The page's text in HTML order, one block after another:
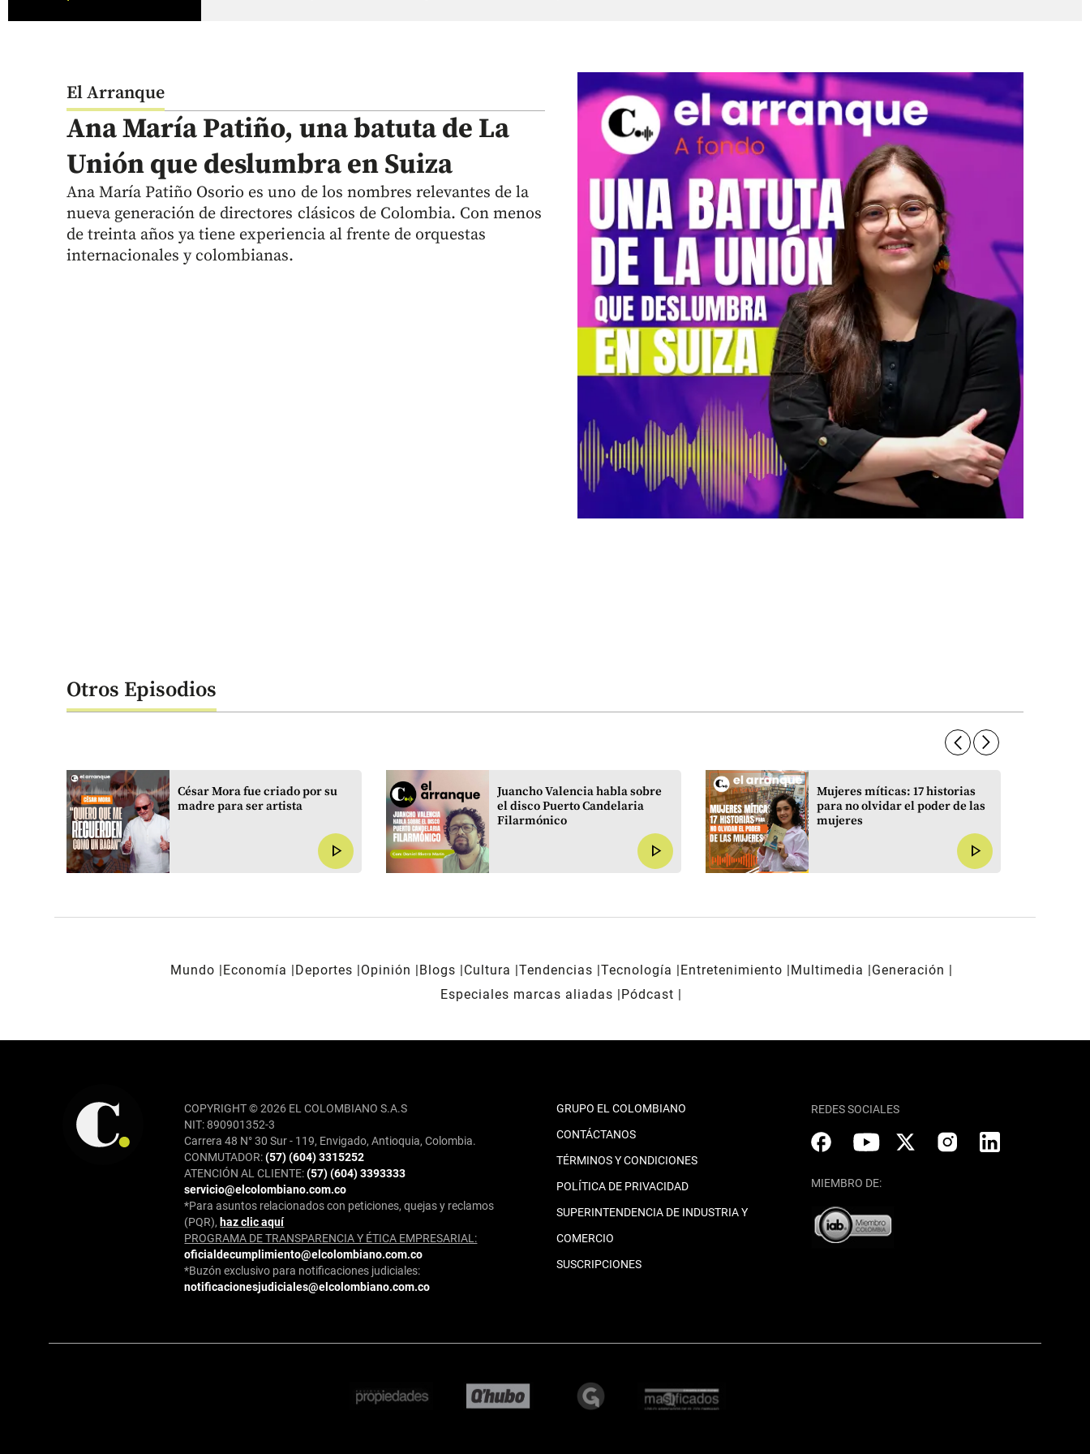
El Arranque
Ana María Patiño, una batuta de La
Unión que deslumbra en Suiza
Ana María Patiño Osorio es uno de los nombres relevantes de la
nueva generación de directores clásicos de Colombia. Con menos
de treinta años ya tiene experiencia al frente de orquestas
internacionales y colombianas.
Otros Episodios
arrow_forward_ios
César Mora fue criado por su
madre para ser artista
play_arrow
Juancho Valencia habla sobre
el disco Puerto Candelaria
Filarmónico
play_arrow
Mujeres míticas: 17 historias
para no olvidar el poder de las
mujeres
play_arrow
arrow_forward_ios
Mundo Economía Deportes Opinión Blogs Cultura Tendencias Tecnología Entretenimiento Multimedia
Generación
Especiales marcas aliadas
Pódcast
COPYRIGHT © 2026 EL COLOMBIANO S.A.S
NIT: 890901352-3
Carrera 48 N° 30 Sur - 119, Envigado, Antioquia, Colombia.
CONMUTADOR:(57) (604) 3315252
ATENCIÓN AL CLIENTE:(57) (604) 3393333
servicio@elcolombiano.com.co
*Para asuntos relacionados con peticiones, quejas y reclamos
(PQR), haz clic aquí
PROGRAMA DE TRANSPARENCIA Y ÉTICA EMPRESARIAL:
oficialdecumplimiento@elcolombiano.com.co
*Buzón exclusivo para notificaciones judiciales:
notificacionesjudiciales@elcolombiano.com.co
GRUPO EL COLOMBIANO
CONTÁCTANOS
TÉRMINOS Y CONDICIONES
POLÍTICA DE PRIVACIDAD
SUPERINTENDENCIA DE INDUSTRIA Y
COMERCIO
SUSCRIPCIONES
REDES SOCIALES
MIEMBRO DE: